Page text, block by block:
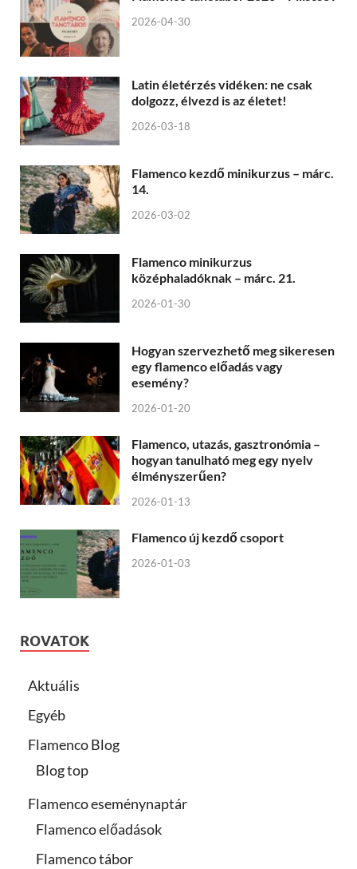
2026-04-30
Latin életérzés vidéken: ne csak
dolgozz, élvezd is az életet!
2026-03-18
Flamenco kezdő minikurzus – márc.
14.
2026-03-02
Flamenco minikurzus
középhaladóknak – márc. 21.
2026-01-30
Hogyan szervezhető meg sikeresen
egy flamenco előadás vagy
esemény?
2026-01-20
Flamenco, utazás, gasztronómia –
hogyan tanulható meg egy nyelv
élményszerűen?
2026-01-13
Flamenco új kezdő csoport
2026-01-03
ROVATOK
Aktuális
Egyéb
Flamenco Blog
Blog top
Flamenco eseménynaptár
Flamenco előadások
Flamenco tábor